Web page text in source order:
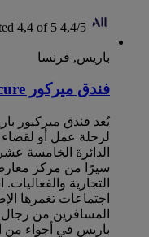
4,4/5
4,4 of 5
باريس, فرنسا
فندق ميركور Mercure باريس 15 بورت دو فيرساي
لرحلة عمل أو
الدائرة الخامسة
سيرًا من مركز
التجارية
اجتماعات تغمرها
المسافرين من رجال
باريس في أجواء من